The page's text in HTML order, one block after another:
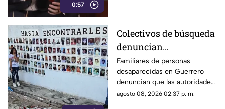
0:57
expresión.
Colectivos de búsqueda
denuncian
restricciones para
ingresar a la sierra de
Chilpancingo
Familiares de personas
desaparecidas en Guerrero
denuncian que las autoridades
les negaron el
agosto 08, 2026 02:37 p. m.